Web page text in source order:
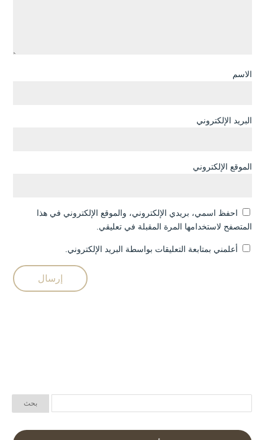
الاسم
البريد الإلكتروني
الموقع الإلكتروني
احفظ اسمي، بريدي الإلكتروني، والموقع الإلكتروني في هذا
المتصفح لاستخدامها المرة المقبلة في تعليقي.
أعلمني بمتابعة التعليقات بواسطة البريد الإلكتروني.